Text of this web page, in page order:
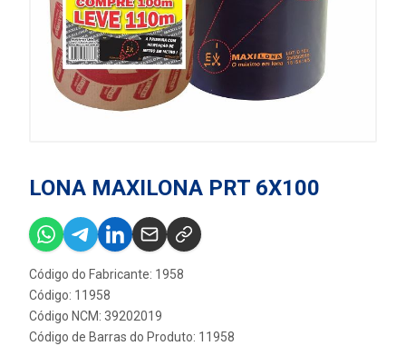
LONA MAXILONA PRT 6X100
Código do Fabricante: 1958
Código: 11958
Código NCM: 39202019
Código de Barras do Produto: 11958